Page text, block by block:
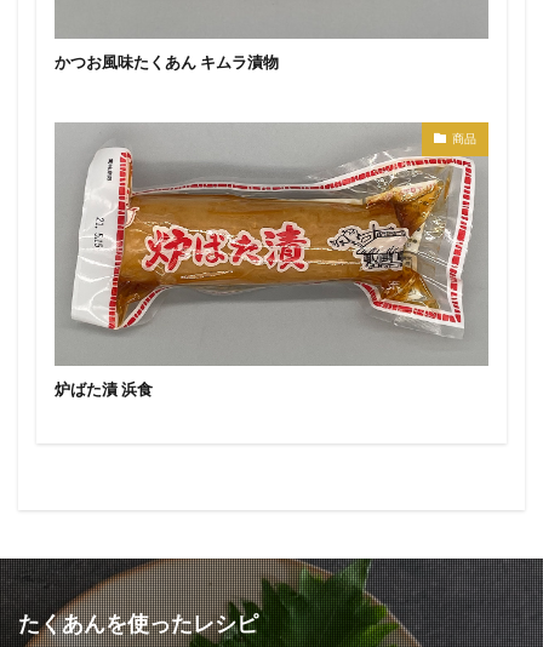
かつお風味たくあん キムラ漬物
商品
炉ばた漬 浜食
たくあんを使ったレシピ